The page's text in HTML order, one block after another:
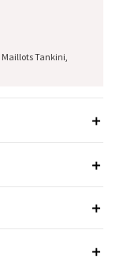
Maillots Tankini,